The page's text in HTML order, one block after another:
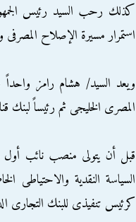
كذلك رحب السيد رئيس
استمرار مسيرة الإصلاح المصرفى
ويعد السيد/ هشام رامز
المصرى الخليجى ثم رئيساً لبنك
السياسة النقدية والاحتياطى
كرئيس تنفيذى للبنك التجارى